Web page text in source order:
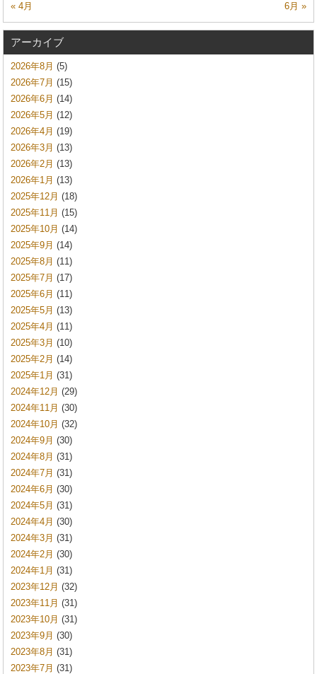
« 4月 6月 »
アーカイブ
2026年8月 (5)
2026年7月 (15)
2026年6月 (14)
2026年5月 (12)
2026年4月 (19)
2026年3月 (13)
2026年2月 (13)
2026年1月 (13)
2025年12月 (18)
2025年11月 (15)
2025年10月 (14)
2025年9月 (14)
2025年8月 (11)
2025年7月 (17)
2025年6月 (11)
2025年5月 (13)
2025年4月 (11)
2025年3月 (10)
2025年2月 (14)
2025年1月 (31)
2024年12月 (29)
2024年11月 (30)
2024年10月 (32)
2024年9月 (30)
2024年8月 (31)
2024年7月 (31)
2024年6月 (30)
2024年5月 (31)
2024年4月 (30)
2024年3月 (31)
2024年2月 (30)
2024年1月 (31)
2023年12月 (32)
2023年11月 (31)
2023年10月 (31)
2023年9月 (30)
2023年8月 (31)
2023年7月 (31)